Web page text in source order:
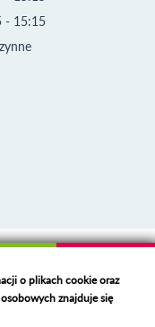
- 15:15
o plikach cookie oraz
znajduje się